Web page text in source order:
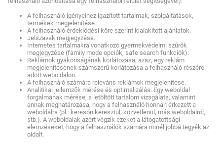
A felhasználó igényeihez igazított tartalmak, szolgáltatások,
termékek megjelenítése.
A felhasználó érdeklődési köre szerint kialakított ajánlatok.
Jelszavak megjegyzése.
Internetes tartalmakra vonatkozó gyermekvédelmi szűrők
megjegyzése (family mode opciók, safe search funkciók).
Reklámok gyakoriságának korlátozása; azaz, egy reklám
megjelenítésének számszerű korlátozása a felhasználó részére
adott weboldalon.
A felhasználó számára releváns reklámok megjelenítése.
Analitikai jellemzők mérése és optimalizálás. Egy weboldal
forgalmának mérése, a letöltött tartalom vizsgálata, valamint
annak meghatározása, hogy a felhasználó honnan érkezett a
weboldalra (pl.: keresőn keresztül, közvetlenül, más weboldalról,
stb.). A weboldalak azért végzik ezeket a látogatottsági
elemzéseket, hogy a felhasználók számára minél jobbá tegyék az
oldalt.